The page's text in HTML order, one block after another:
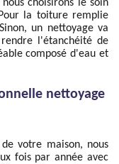
choisirons le soin
la toiture remplie
un nettoyage va
l'étanchéité de
composé d'eau et
nettoyage
votre maison, nous
fois par année avec